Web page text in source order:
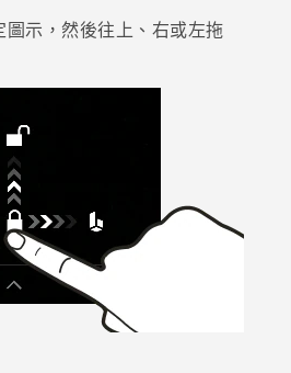
示，然後往上、右或左拖